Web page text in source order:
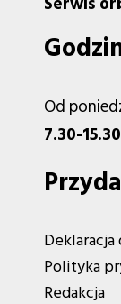
Od
7.30-15.30
Polityka
Redakcja